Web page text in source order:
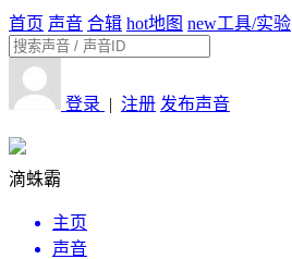
首页 声音 合辑 hot地图 new工具/实验
登录 | 注册 发布声音
滴蛛霸
主页
声音